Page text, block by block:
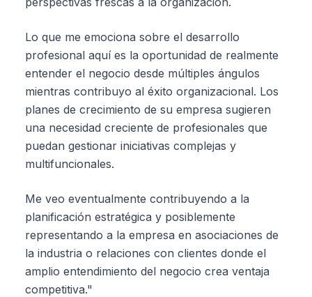
Lo que me emociona sobre el desarrollo
profesional aquí es la oportunidad de realmente
entender el negocio desde múltiples ángulos
mientras contribuyo al éxito organizacional. Los
planes de crecimiento de su empresa sugieren
una necesidad creciente de profesionales que
puedan gestionar iniciativas complejas y
multifuncionales.
Me veo eventualmente contribuyendo a la
planificación estratégica y posiblemente
representando a la empresa en asociaciones de
la industria o relaciones con clientes donde el
amplio entendimiento del negocio crea ventaja
competitiva."